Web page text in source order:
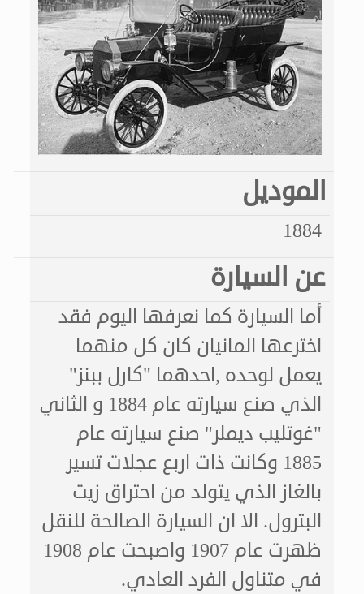
الموديل
1884
عن السيارة
أما السيارة كما نعرفها اليوم فقد
اخترعها المانيان كان كل منهما
يعمل لوحده ,احدهما "كارل ببنز"
الذي صنع سيارته عام 1884 و الثاني
"غوتليب ديملر" صنع سيارته عام
1885 وكانت ذات اربع عجلات تسير
بالغاز الذي يتولد من احتراق زيت
البترول. الا ان السيارة الصالحة للنقل
ظهرت عام 1907 واصبحت عام 1908
في متناول الفرد العادي.